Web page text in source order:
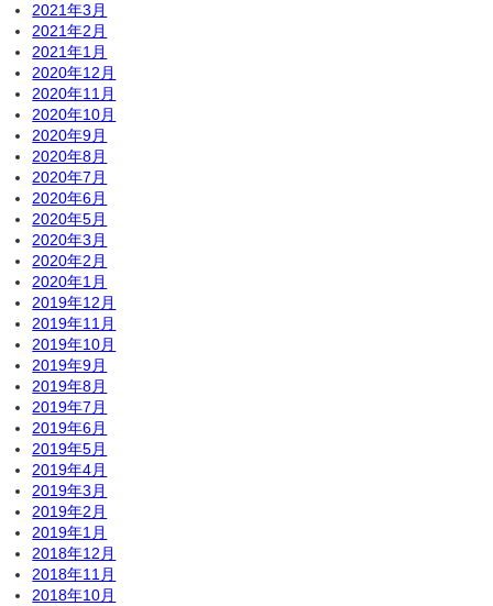
2021年3月
2021年2月
2021年1月
2020年12月
2020年11月
2020年10月
2020年9月
2020年8月
2020年7月
2020年6月
2020年5月
2020年3月
2020年2月
2020年1月
2019年12月
2019年11月
2019年10月
2019年9月
2019年8月
2019年7月
2019年6月
2019年5月
2019年4月
2019年3月
2019年2月
2019年1月
2018年12月
2018年11月
2018年10月